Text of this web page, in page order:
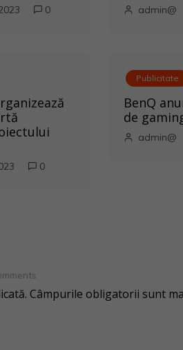
0 admin@
0
Publicitate
BenQ
de
admin@
Câmpurile obligatorii sunt